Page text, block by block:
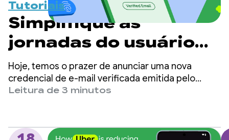
Tutoriais
Simplifique as
jornadas do usuário
com e-mail verificado
pelo Credential
Hoje, temos o prazer de anunciar uma nova
credencial de e-mail verificada emitida pelo
Google, que os desenvolvedores podem
Leitura de 3 minutos